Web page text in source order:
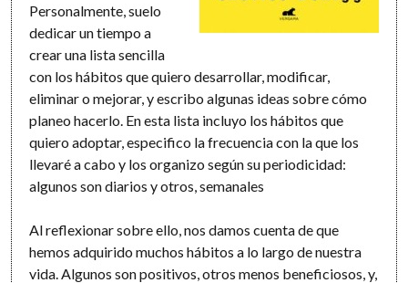
Personalmente, suelo
dedicar un tiempo a
crear una lista sencilla
con los hábitos que quiero desarrollar, modificar,
eliminar o mejorar, y escribo algunas ideas sobre cómo
planeo hacerlo. En esta lista incluyo los hábitos que
quiero adoptar, especifico la frecuencia con la que los
llevaré a cabo y los organizo según su periodicidad:
algunos son diarios y otros, semanales
Al reflexionar sobre ello, nos damos cuenta de que
hemos adquirido muchos hábitos a lo largo de nuestra
vida. Algunos son positivos, otros menos beneficiosos, y,